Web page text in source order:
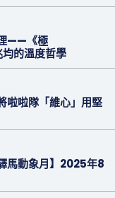
理——《極
的溫度哲學
啦啦隊「維心」用堅
馬動象月】2025年8